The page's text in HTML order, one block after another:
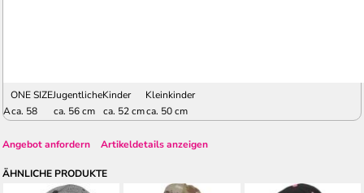
ONE SIZEJugentlicheKinder
Kleinkinder
Aca. 58 ca. 56 cm ca. 52 cmca. 50 cm
Angebot anfordern Artikeldetails anzeigen
ÄHNLICHE PRODUKTE